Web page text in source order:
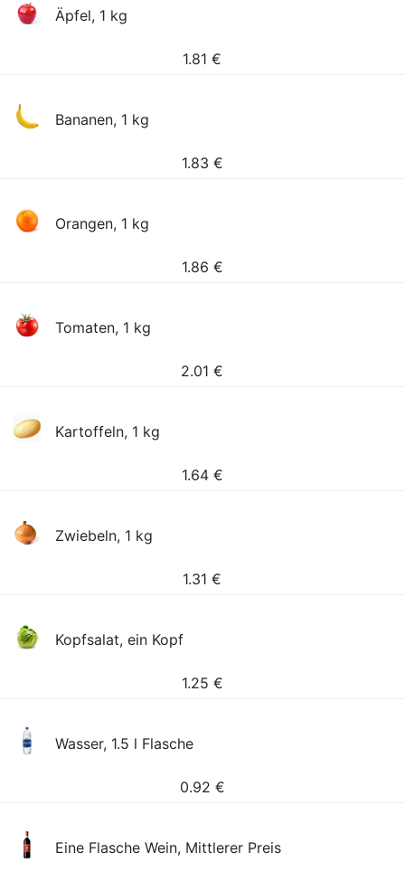
Äpfel, 1 kg
1.81 €
Bananen, 1 kg
1.83 €
Orangen, 1 kg
1.86 €
Tomaten, 1 kg
2.01 €
Kartoffeln, 1 kg
1.64 €
Zwiebeln, 1 kg
1.31 €
Kopfsalat, ein Kopf
1.25 €
Wasser, 1.5 l Flasche
0.92 €
Eine Flasche Wein, Mittlerer Preis